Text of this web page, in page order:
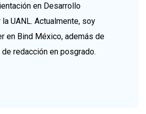
en Desarrollo
UANL. Actualmente, soy
en Bind México, además de
redacción en posgrado.